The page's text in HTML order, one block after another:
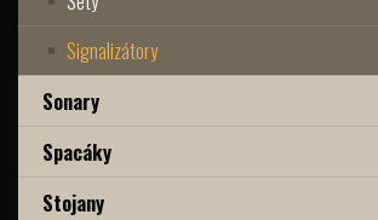
Signalizátory
Sonary
Spacáky
Stojany